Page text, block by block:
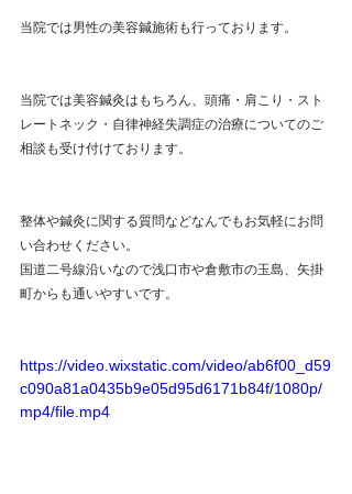
当院では男性の美容鍼施術も行っております。
当院では美容鍼灸はもちろん、頭痛・肩こり・スト
レートネック・自律神経失調症の治療についてのご
相談も受け付けております。
整体や鍼灸に関する質問などなんでもお気軽にお問
い合わせください。
国道二号線沿いなので浅口市や倉敷市の玉島、矢掛
町からも通いやすいです。
https://video.wixstatic.com/video/ab6f00_d59
c090a81a0435b9e05d95d6171b84f/1080p/
mp4/file.mp4